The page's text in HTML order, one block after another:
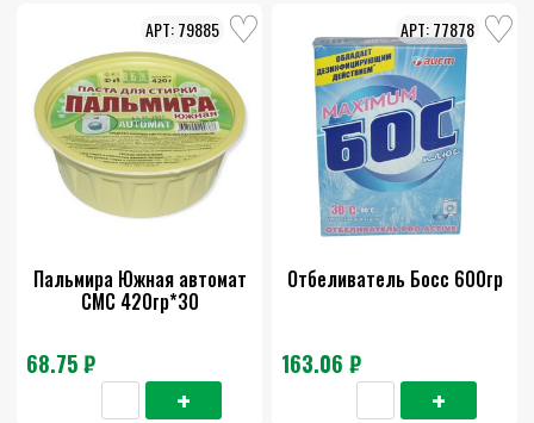
Пальмира Южная автомат
СМС 420гр*30
68.75 ₽
79885
Отбеливатель Босс 600гр
163.06 ₽
77878